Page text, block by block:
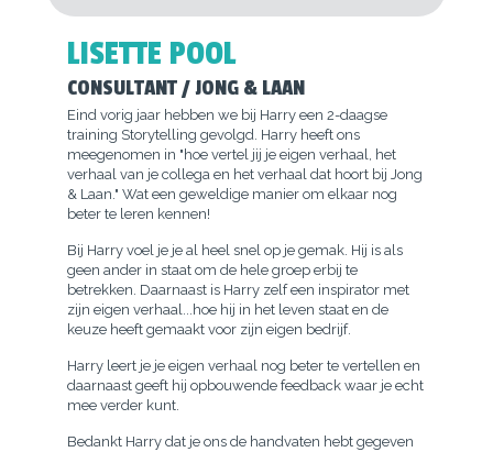
LISETTE POOL
CONSULTANT / JONG & LAAN
Eind vorig jaar hebben we bij Harry een 2-daagse
training Storytelling gevolgd. Harry heeft ons
meegenomen in "hoe vertel jij je eigen verhaal, het
verhaal van je collega en het verhaal dat hoort bij Jong
& Laan." Wat een geweldige manier om elkaar nog
beter te leren kennen!
Bij Harry voel je je al heel snel op je gemak. Hij is als
geen ander in staat om de hele groep erbij te
betrekken. Daarnaast is Harry zelf een inspirator met
zijn eigen verhaal...hoe hij in het leven staat en de
keuze heeft gemaakt voor zijn eigen bedrijf.
Harry leert je je eigen verhaal nog beter te vertellen en
daarnaast geeft hij opbouwende feedback waar je echt
mee verder kunt.
Bedankt Harry dat je ons de handvaten hebt gegeven